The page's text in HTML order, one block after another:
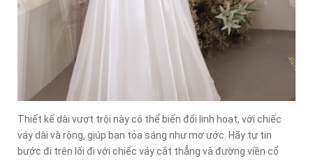
Thiết kế dài vượt trội này có thể biến đổi linh hoạt, với chiếc
váy dài và rộng, giúp bạn tỏa sáng như mơ ước. Hãy tự tin
bước đi trên lối đi với chiếc váy cắt thẳng và đường viền cổ